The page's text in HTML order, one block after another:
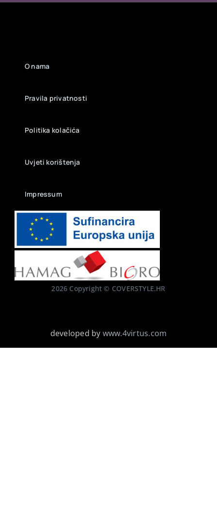
O nama
Pravila privatnosti
Politika kolačića
Uvjeti korištenja
Impressum
2026 Copyright © COVERSTYLE.HR
developed by www.4virtus.com